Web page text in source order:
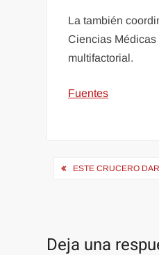
La también
Ciencias Médicas
multifactorial.
Fuentes
Navegación
ESTE CRUCERO
Deja una